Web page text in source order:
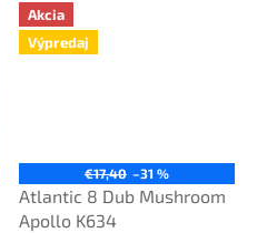
Akcia
Výpredaj
€17,40 –31 %
Atlantic 8 Dub Mushroom
Apollo K634